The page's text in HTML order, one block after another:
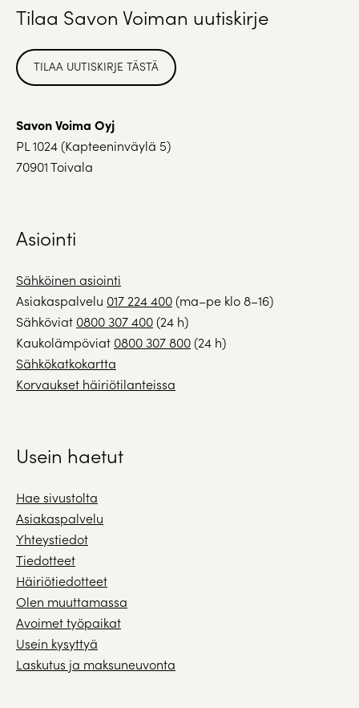
Tilaa Savon Voiman uutiskirje
TILAA UUTISKIRJE TÄSTÄ
Savon Voima Oyj
PL 1024 (Kapteeninväylä 5)
70901 Toivala
Asiointi
Sähköinen asiointi
Asiakaspalvelu 017 224 400(ma–pe klo 8–16)
Sähköviat 0800 307 400(24 h)
Kaukolämpöviat 0800 307 800(24 h)
Sähkökatkokartta
Korvaukset häiriötilanteissa
Usein haetut
Hae sivustolta
Asiakaspalvelu
Yhteystiedot
Tiedotteet
Häiriötiedotteet
Olen muuttamassa
Avoimet työpaikat
Usein kysyttyä
Laskutus ja maksuneuvonta